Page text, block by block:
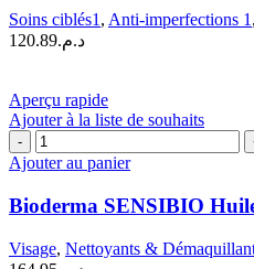
30
ml
Soins ciblés1 , Anti-imperfections 1 ,
د.م.120.89
Aperçu rapide
Ajouter à la liste de souhaits
quantité
de
Bioderma
SENSIBIO
Huile
|150
Ajouter au panier
Bioderma SENSIBIO
Visage, Nettoyants &